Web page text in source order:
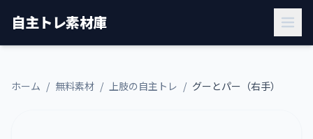
自主トレ素材庫
ホーム / 無料素材 / 上肢の自主トレ / グーとパー（右手）